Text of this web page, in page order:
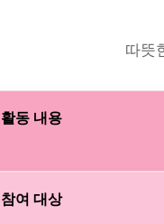
따뜻
활동 내용
참여 대상